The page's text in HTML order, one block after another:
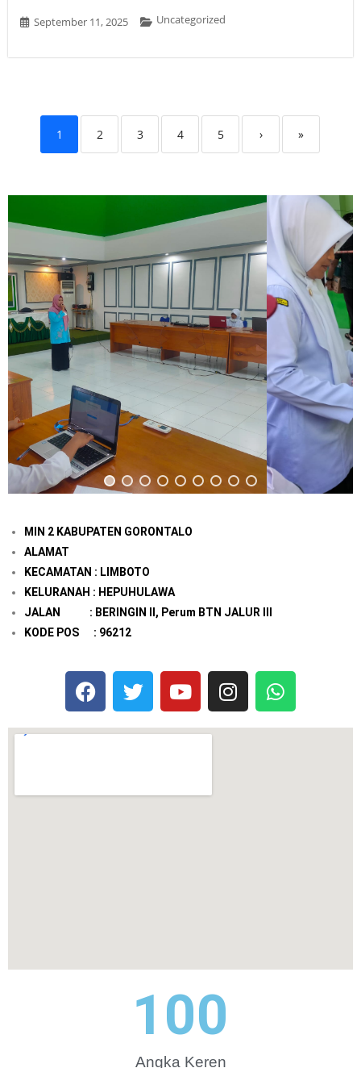
September 11, 2025 Uncategorized
1 2 3 4 5 › »
MIN 2 KABUPATEN GORONTALO
ALAMAT
KECAMATAN : LIMBOTO
KELURANAH : HEPUHULAWA
JALAN : BERINGIN II, Perum BTN JALUR III
KODE POS : 96212
Angka Keren
100